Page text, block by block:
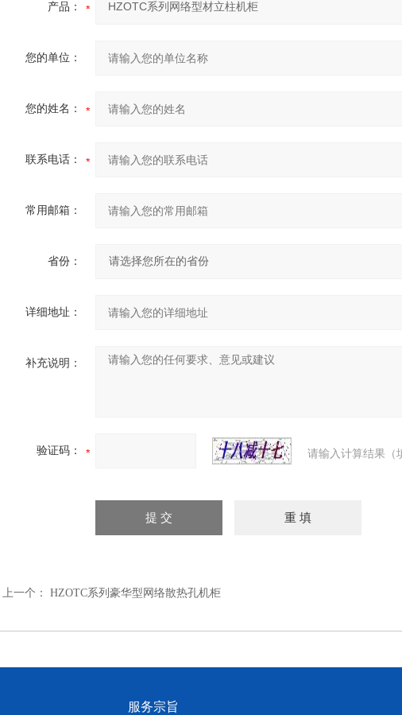
产品：
您的单位：
您的姓名：
联系电话：
常用邮箱：
省份：
详细地址：
补充说明：
验证码： 请输入计算结果（
上一个： HZOTC系列豪华型网络散热孔机柜
服务宗旨